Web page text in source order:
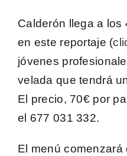
Calderón llega a
en este reportaje (
jóvenes
velada que tendrá
El precio, 70€ por
el 677 031 332.
El menú